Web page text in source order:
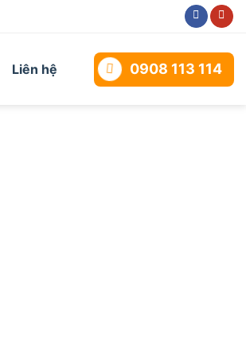
Liên hệ 0908 113 114